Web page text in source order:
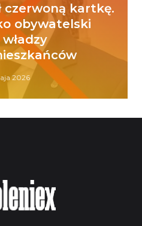
czerwoną kartkę.
obywatelski
2026